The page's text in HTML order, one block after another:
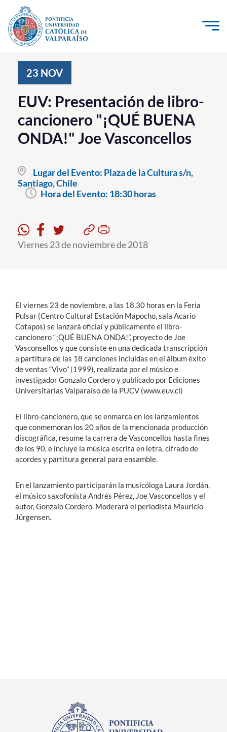
Click acá para ir directamente al contenido
Investigación, Creación e Innovación
PUCV Internacional
Vinculación con el Medio
Pregrado
Postgrado
Formación Continua
Alumni
English
23 NOV
EUV: Presentación de libro-
cancionero "¡QUÉ BUENA
ONDA!" Joe Vasconcellos
Lugar del Evento: Plaza de la Cultura s/n,
Santiago, Chile
Hora del Evento: 18:30 horas
Viernes 23 de noviembre de 2018
El viernes 23 de noviembre, a las 18.30 horas en la Feria
Pulsar (Centro Cultural Estación Mapocho, sala Acario
Cotapos) se lanzará oficial y públicamente el libro-
cancionero “¡QUÉ BUENA ONDA!”, proyecto de Joe
Vasconsellos y que consiste en una dedicada transcripción
a partitura de las 18 canciones incluidas en el álbum éxito
de ventas “Vivo” (1999), realizada por el músico e
investigador Gonzalo Cordero y publicado por Ediciones
Universitarias Valparaíso de la PUCV (www.euv.cl)
El libro-cancionero, que se enmarca en los lanzamientos
que conmemoran los 20 años de la mencionada producción
discográfica, resume la carrera de Vasconcellos hasta fines
de los 90, e incluye la música escrita en letra, cifrado de
acordes y partitura general para ensamble.
En el lanzamiento participarán la musicóloga Laura Jordán,
el músico saxofonista Andrés Pérez, Joe Vasconcellos y el
autor, Gonzalo Cordero. Moderará el periodista Mauricio
Jürgensen.